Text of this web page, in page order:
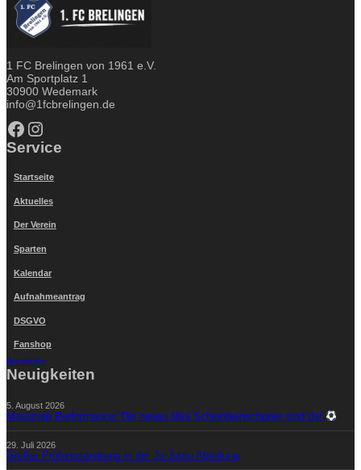
1 FC Brelingen von 1961 e.V.
Am Sportplatz 1
30900 Wedemark
info@1fcbrelingen.de
Facebook Instagram
Service
Startseite
Aktuelles
Der Verein
Sparten
Kalendar
Aufnahmeantrag
DSGVO
Fanshop
Anmelden
Neuigkeiten
5. August 2026
Maximale Performance: Die neuen Mini Schienbeinschoner sind da!
29. Juli 2026
Großer Prüfungsandrang in der Ju-Jutsu Abteilung